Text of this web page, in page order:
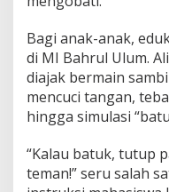
Bagi anak-anak,
di MI Bahrul Ulum.
diajak bermain
mencuci tangan,
hingga simulasi
“Kalau batuk, tutup
teman!” seru salah